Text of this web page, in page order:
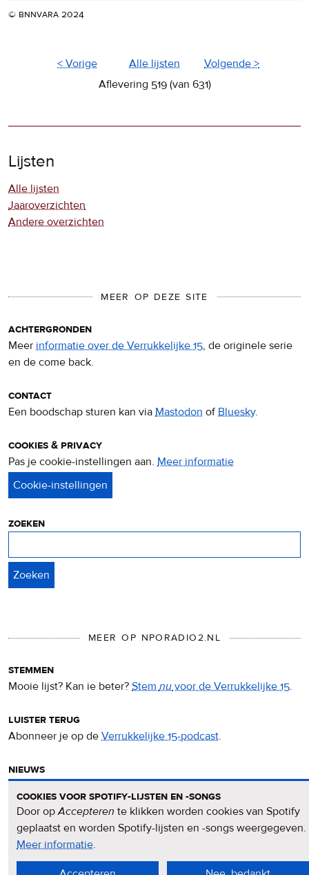
© bnnvara 2024
< Vorige Alle lijsten
Volgende >
Aflevering 519 (van 631)
Lijsten
Alle lijsten
Jaaroverzichten
Andere overzichten
MEER OP DEZE SITE
achtergronden
Meer informatie over de Verrukkelijke 15, de originele serie
en de come back.
contact
Een boodschap sturen kan via Mastodon of Bluesky.
cookies & privacy
Pas je cookie-instellingen aan. Meer informatie
zoeken
MEER OP NPORADIO2.NL
stemmen
Mooie lijst? Kan ie beter? Stem nu voor de Verrukkelijke 15.
luister terug
Abonneer je op de Verrukkelijke 15-podcast.
nieuws
HetVerrukkelijke 15-nieuwsop de NPO Radio 2-website.
nieuwsbrief
Meld je aan voor deVerrukkelijke 15-nieuwsbrief.
cookies voor spotify-lijsten en -songs
Door opAccepteren te klikken worden cookies van Spotify
geplaatst en worden Spotify-lijsten en -songs weergegeven.
Meer informatieover
privacy
.